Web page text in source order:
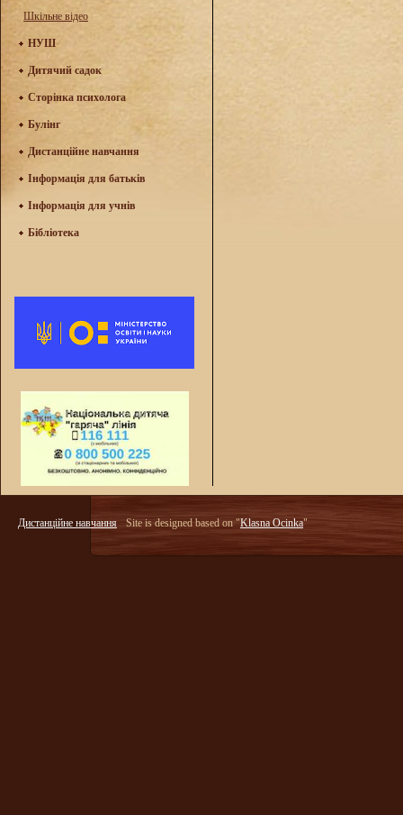
Шкільне відео
НУШ
Дитячий садок
Сторінка психолога
Булінг
Дистанційне навчання
Інформація для батьків
Інформація для учнів
Бібліотека
Дистанційне навчання Site is designed based on "Klasna Ocinka"